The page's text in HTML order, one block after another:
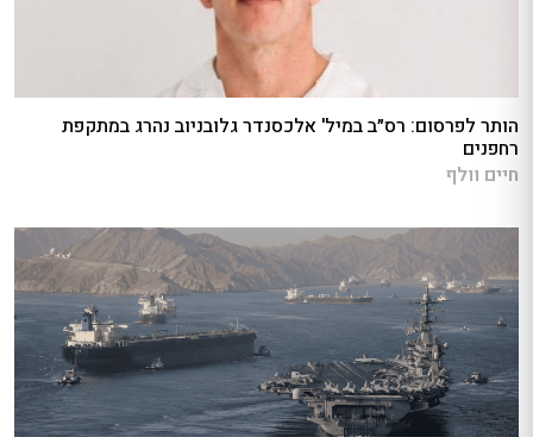
הותר לפרסום: רס״ב במיל' אלכסנדר גלובניוב נהרג במתקפת
רחפנים
חיים וולף